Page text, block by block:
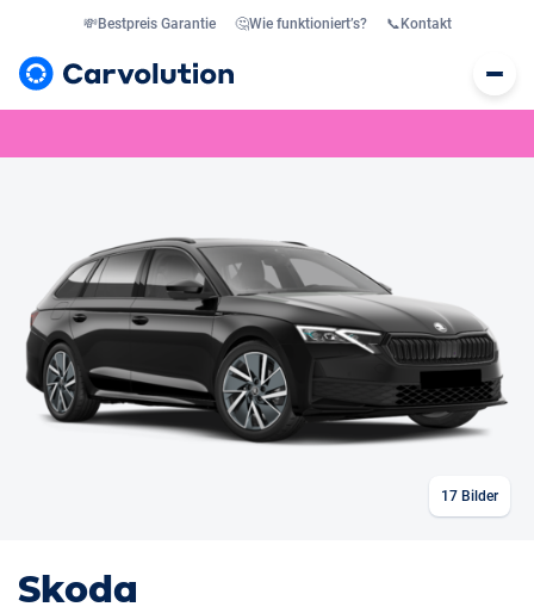
💸Bestpreis Garantie 🤔Wie funktioniert’s? 📞 Kontakt
17 Bilder
Skoda